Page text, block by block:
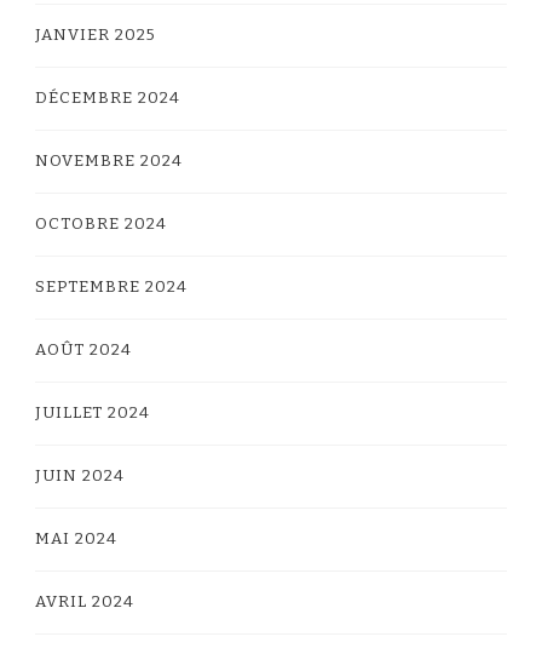
JANVIER 2025
DÉCEMBRE 2024
NOVEMBRE 2024
OCTOBRE 2024
SEPTEMBRE 2024
AOÛT 2024
JUILLET 2024
JUIN 2024
MAI 2024
AVRIL 2024